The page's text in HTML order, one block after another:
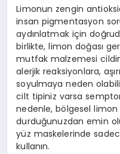
Limonun zengin
insan pigmentasyon
aydınlatmak için
birlikte, limon doğası
mutfak malzemesi
alerjik reaksiyonlara,
soyulmaya neden
cilt tipiniz varsa
nedenle, bölgesel
durduğunuzdan emin
yüz maskelerinde
kullanın.